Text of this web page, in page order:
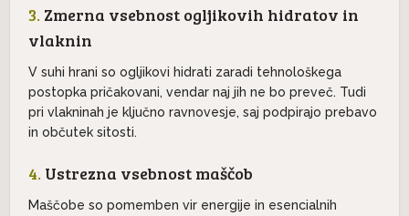
3. Zmerna vsebnost ogljikovih hidratov in
vlaknin
V suhi hrani so ogljikovi hidrati zaradi tehnološkega
postopka pričakovani, vendar naj jih ne bo preveč. Tudi
pri vlakninah je ključno ravnovesje, saj podpirajo prebavo
in občutek sitosti.
4. Ustrezna vsebnost maščob
Maščobe so pomemben vir energije in esencialnih